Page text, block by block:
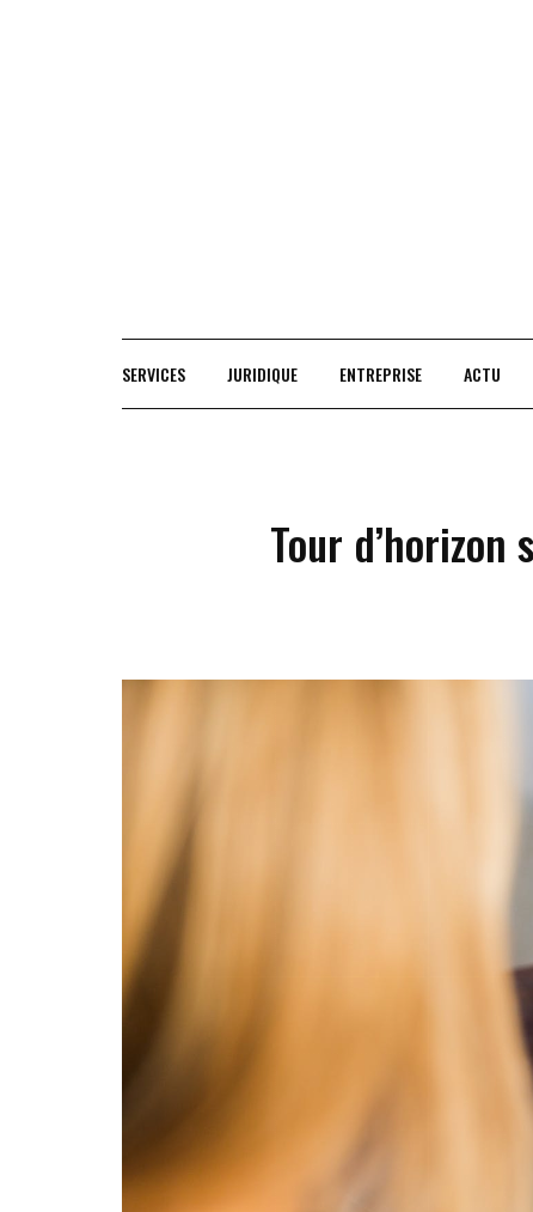
SERVICES JURIDIQUE ENTREPRISE ACTU
Tour